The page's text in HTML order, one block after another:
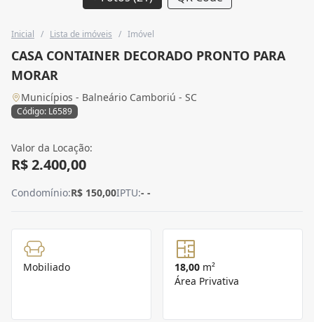
Inicial / Lista de imóveis / Imóvel
CASA CONTAINER DECORADO PRONTO PARA
MORAR
Municípios - Balneário Camboriú - SC
Código: L6589
Valor da Locação:
R$ 2.400,00
Condomínio:R$ 150,00IPTU:- -
Mobiliado 18,00 m²
Área Privativa